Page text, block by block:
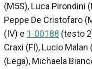
(M5S), Luca Pirondini
Peppe De Cristofaro
(IV) e 1-00188 (testo
Craxi (FI), Lucio Malan
(Lega), Michaela